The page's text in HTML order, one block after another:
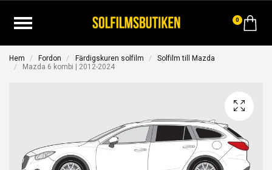
0
Hem Fordon Färdigskuren solfilm
Solfilm till Mazda
Mazda 6 kombi | 2012-2024